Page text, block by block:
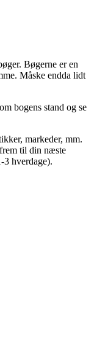
Bøgerne er en
Måske endda lidt
bogens stand og se
markeder, mm.
til din næste
hverdage).